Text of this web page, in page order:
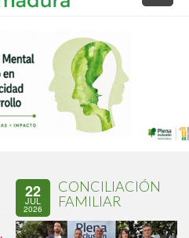
22
JUL
2026
CONCILIACIÓN
FAMILIAR